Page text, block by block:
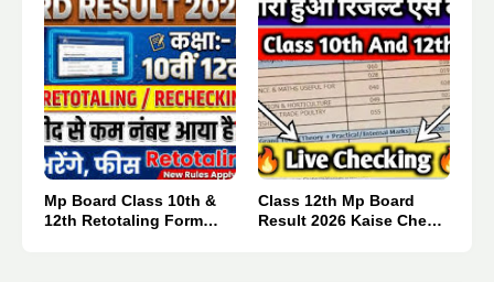
Mp Board Class 10th &
12th Retotaling Form
Class 12th Mp Board
Result 2026 Kaise Check